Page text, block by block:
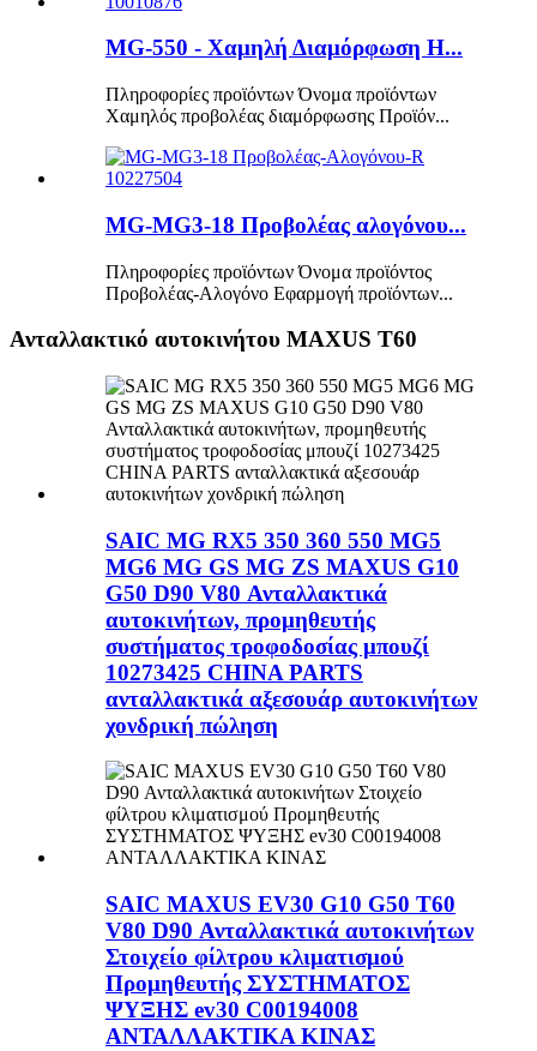
MG-550 - Χαμηλή Διαμόρφωση H...
Πληροφορίες προϊόντων Όνομα προϊόντων
Χαμηλός προβολέας διαμόρφωσης Προϊόν...
MG-MG3-18 Προβολέας αλογόνου...
Πληροφορίες προϊόντων Όνομα προϊόντος
Προβολέας-Αλογόνο Εφαρμογή προϊόντων...
Ανταλλακτικό αυτοκινήτου MAXUS T60
SAIC MG RX5 350 360 550 MG5
MG6 MG GS MG ZS MAXUS G10
G50 D90 V80 Ανταλλακτικά
αυτοκινήτων, προμηθευτής
συστήματος τροφοδοσίας μπουζί
10273425 CHINA PARTS
ανταλλακτικά αξεσουάρ αυτοκινήτων
χονδρική πώληση
SAIC MAXUS EV30 G10 G50 T60
V80 D90 Ανταλλακτικά αυτοκινήτων
Στοιχείο φίλτρου κλιματισμού
Προμηθευτής ΣΥΣΤΗΜΑΤΟΣ
ΨΥΞΗΣ ev30 C00194008
ΑΝΤΑΛΛΑΚΤΙΚΑ ΚΙΝΑΣ